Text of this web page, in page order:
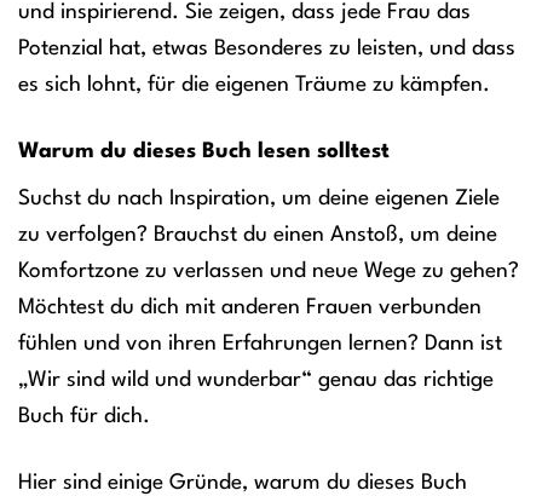
und inspirierend. Sie zeigen, dass jede Frau das
Potenzial hat, etwas Besonderes zu leisten, und dass
es sich lohnt, für die eigenen Träume zu kämpfen.
Warum du dieses Buch lesen solltest
Suchst du nach Inspiration, um deine eigenen Ziele
zu verfolgen? Brauchst du einen Anstoß, um deine
Komfortzone zu verlassen und neue Wege zu gehen?
Möchtest du dich mit anderen Frauen verbunden
fühlen und von ihren Erfahrungen lernen? Dann ist
„Wir sind wild und wunderbar“ genau das richtige
Buch für dich.
Hier sind einige Gründe, warum du dieses Buch